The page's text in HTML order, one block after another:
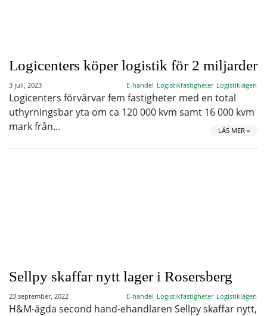
Logicenters köper logistik för 2 miljarder
3 juli, 2023 E-handel Logistikfastigheter Logistiklägen
Logicenters förvärvar fem fastigheter med en total
uthyrningsbar yta om ca 120 000 kvm samt 16 000 kvm
mark från…
LÄS MER »
Sellpy skaffar nytt lager i Rosersberg
23 september, 2022 E-handel Logistikfastigheter Logistiklägen
H&M-ägda second hand-ehandlaren Sellpy skaffar nytt,